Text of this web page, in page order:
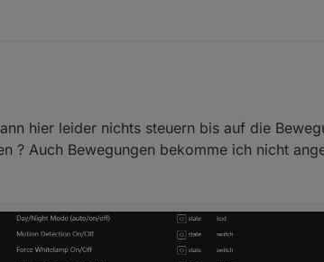
2026, 19:38
hier leider nichts steuern bis auf die
? Auch Bewegungen bekomme ich nicht